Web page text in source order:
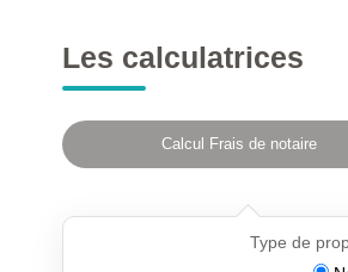
Les calculatrices
Calcul Frais de notaire